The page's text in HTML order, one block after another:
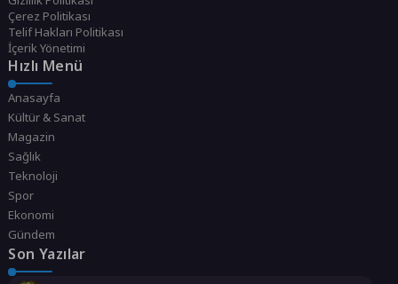
Çerez Politikası
Telif Hakları Politikası
İçerik Yönetimi
Hızlı Menü
Anasayfa
Kültür & Sanat
Magazin
Sağlık
Teknoloji
Spor
Ekonomi
Gündem
Son Yazılar